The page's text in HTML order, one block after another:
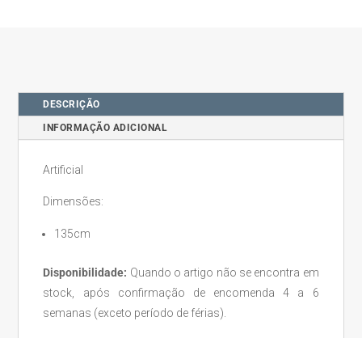
DESCRIÇÃO
INFORMAÇÃO ADICIONAL
Artificial
Dimensões:
135cm
Disponibilidade: Quando o artigo não se encontra em
stock, após confirmação de encomenda 4 a 6
semanas (exceto período de férias).